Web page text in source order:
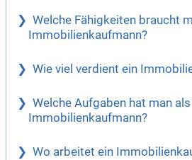
Welche Fähigkeiten braucht
Immobilienkaufmann?
Wie viel verdient ein
Welche Aufgaben hat man als
Immobilienkaufmann?
Wo arbeitet ein